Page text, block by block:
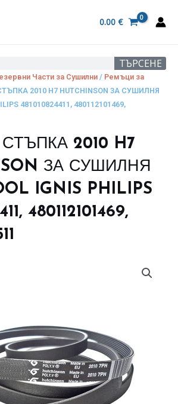
0.00 €
ТЪРСЕНЕ
Части за Сушилни / Ремъци за
2010 H7 HUTCHINSON ЗА СУШИЛНЯ
481010824411, 480112101469,
2010 H7
ЗА СУШИЛНЯ
IGNIS PHILIPS
480112101469,